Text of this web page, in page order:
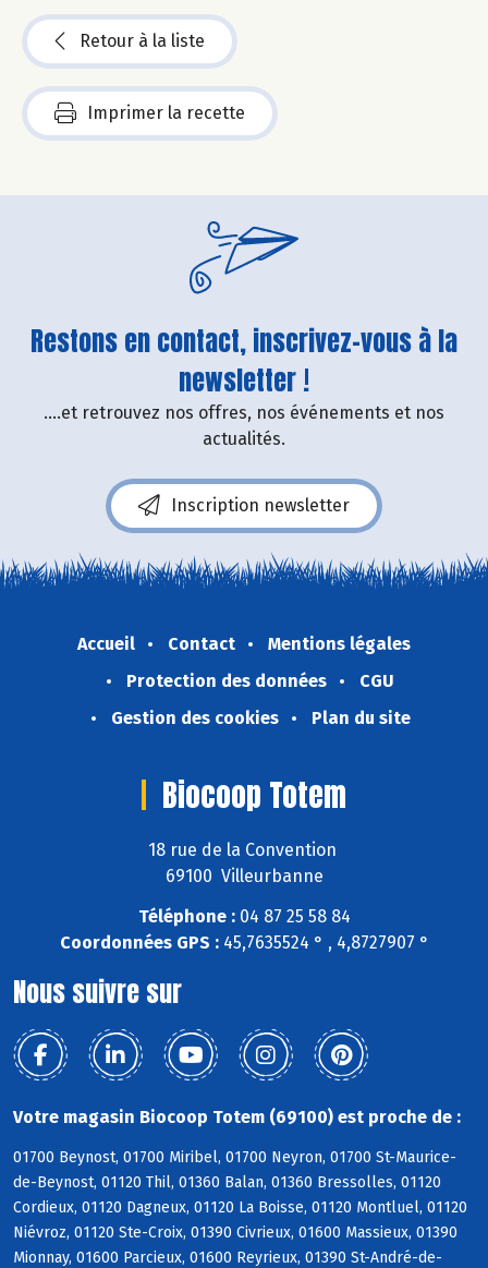
Retour à la liste
Imprimer la recette
Restons en contact, inscrivez-vous à la
newsletter !
....et retrouvez nos offres, nos événements et nos
actualités.
Inscription newsletter
Accueil Contact
Mentions légales
Protection des données
CGU
Gestion des cookies
Plan du site
Biocoop Totem
18 rue de la Convention
69100 Villeurbanne
Téléphone :04 87 25 58 84
Coordonnées GPS :45,7635524 ° , 4,8727907 °
Nous suivre sur
Votre magasin Biocoop Totem (69100) est proche de :
01700 Beynost, 01700 Miribel, 01700 Neyron, 01700 St-Maurice-
de-Beynost, 01120 Thil, 01360 Balan, 01360 Bressolles, 01120
Cordieux, 01120 Dagneux, 01120 La Boisse, 01120 Montluel, 01120
Niévroz, 01120 Ste-Croix, 01390 Civrieux, 01600 Massieux, 01390
Mionnay, 01600 Parcieux, 01600 Reyrieux, 01390 St-André-de-